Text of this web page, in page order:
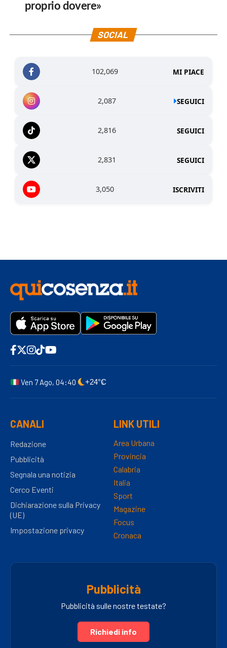
proprio dovere»
SOCIAL
102,069 MI PIACE
2,087 SEGUICI
2,816 SEGUICI
2,831 SEGUICI
3,050 ISCRIVITI
Ven 7 Ago, 04:40 +24°C
CANALI
Redazione
Pubblicità
Segnala una notizia
Cerco Eventi
Dichiarazione sulla Privacy
(UE)
Impostazione privacy
LINK UTILI
Area Urbana
Provincia
Calabria
Italia
Sport
Magazine
Focus
Cronaca
Pubblicità
Pubblicità sulle nostre testate?
Richiedi info